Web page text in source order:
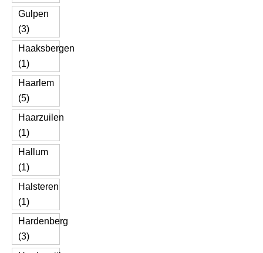
Gulpen
(3)
Haaksbergen
(1)
Haarlem
(5)
Haarzuilen
(1)
Hallum
(1)
Halsteren
(1)
Hardenberg
(3)